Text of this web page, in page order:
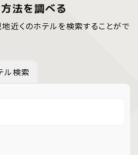
法を調べる
近くのホテルを検索することがで
ル検索